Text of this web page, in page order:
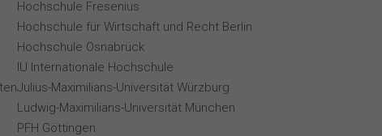
Hochschule Fresenius
Hochschule für Wirtschaft und Recht Berlin
Hochschule Osnabrück
IU Internationale Hochschule
Julius-Maximilians-Universität Würzburg
Ludwig-Maximilians-Universität München
PFH Göttingen